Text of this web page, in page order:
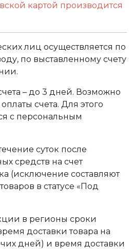
картой производится
лиц осуществляется по
по выставленному счету
– до 3 дней. Возможно
счета. Для этого
с персональным
суток после
средств на счет
(исключение составляют
в статусе «Под
в регионы сроки
доставки товара на
дней) и время доставки